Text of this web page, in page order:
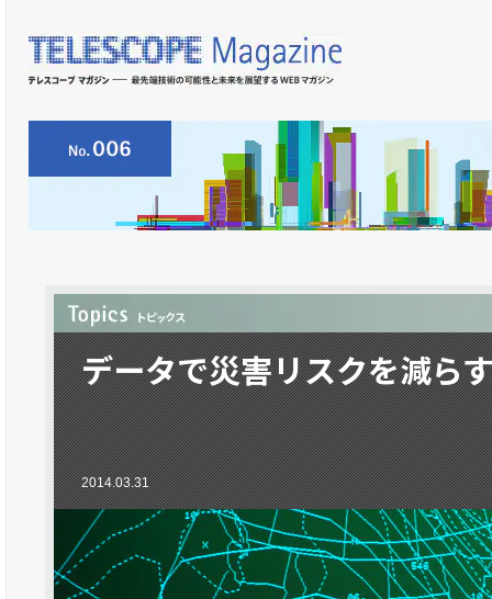
データで災害リスクを減ら
2014.03.31